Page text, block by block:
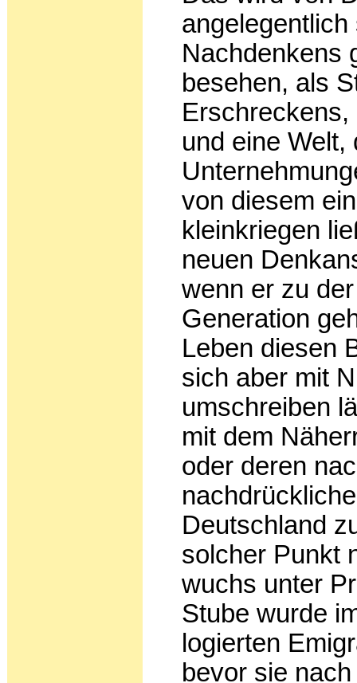
Nachdenkens
besehen, als
und eine
von diesem
kleinkriegen
neuen
wenn er zu
Generation
Leben diesen
sich aber mit
umschreiben
mit dem
oder deren
Deutschland
solcher Punkt
wuchs unter
Stube wurde
logierten
be­vor sie